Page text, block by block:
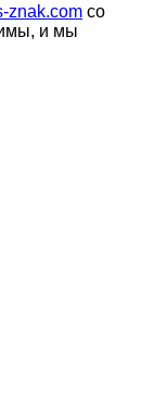
znak.com со
и мы